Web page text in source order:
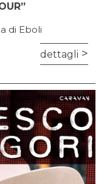
di Eboli
dettagli